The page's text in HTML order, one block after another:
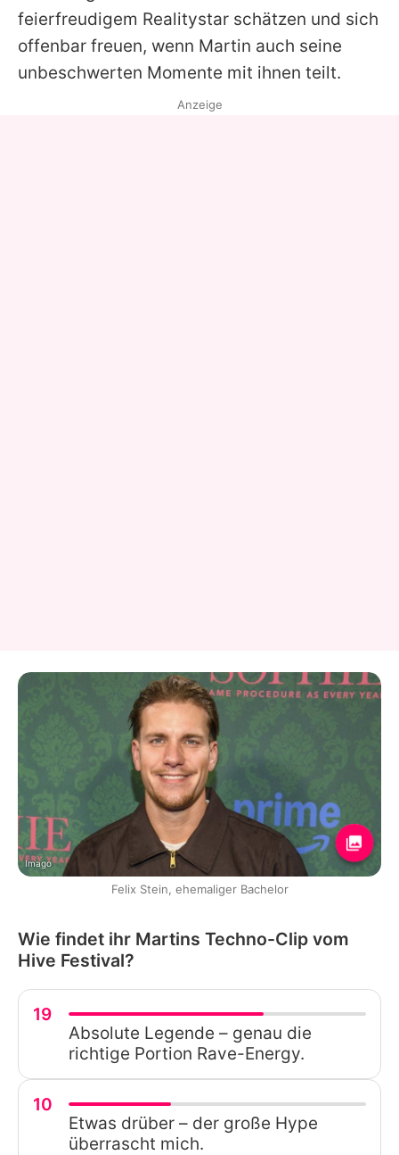
feierfreudigem Realitystar schätzen und sich
offenbar freuen, wenn Martin auch seine
unbeschwerten Momente mit ihnen teilt.
Anzeige
Imago
Felix Stein, ehemaliger Bachelor
Wie findet ihr Martins Techno-Clip vom
Hive Festival?
19
Absolute Legende – genau die
richtige Portion Rave-Energy.
10
Etwas drüber – der große Hype
überrascht mich.